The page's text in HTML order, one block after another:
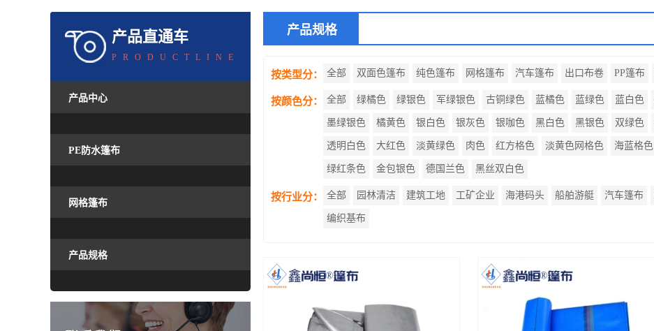
产品直通车
PRODUCTLINE
产品中心
PE防水篷布
网格篷布
产品规格
产品规格
按类型分： 全部 双面色篷布 纯色篷布 网格篷布 汽车篷布 出口布卷 PP篷布
按颜色分： 全部 绿橘色 绿银色 军绿银色 古铜绿色 蓝橘色 蓝绿色 蓝白色
墨绿银色 橘黄色 银白色 银灰色 银咖色 黑白色 黑银色 双绿色
透明白色 大红色 淡黄绿色 肉色 红方格色 淡黄色网格色 海蓝格色
绿红条色 金包银色 德国兰色 黑丝双白色
按行业分： 全部 园林清洁 建筑工地 工矿企业 海港码头 船舶游艇 汽车篷布
编织基布